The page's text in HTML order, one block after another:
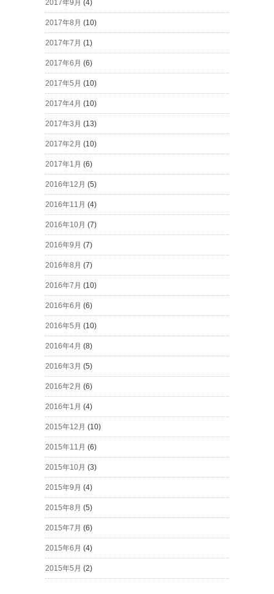
2017年9月 (4)
2017年8月 (10)
2017年7月 (1)
2017年6月 (6)
2017年5月 (10)
2017年4月 (10)
2017年3月 (13)
2017年2月 (10)
2017年1月 (6)
2016年12月 (5)
2016年11月 (4)
2016年10月 (7)
2016年9月 (7)
2016年8月 (7)
2016年7月 (10)
2016年6月 (6)
2016年5月 (10)
2016年4月 (8)
2016年3月 (5)
2016年2月 (6)
2016年1月 (4)
2015年12月 (10)
2015年11月 (6)
2015年10月 (3)
2015年9月 (4)
2015年8月 (5)
2015年7月 (6)
2015年6月 (4)
2015年5月 (2)